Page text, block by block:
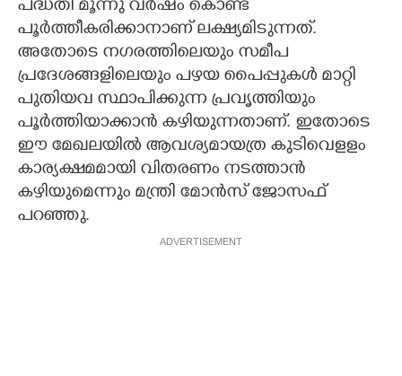
പദ്ധതി മൂന്നു വര്‍ഷം കൊണ്ട്
പൂര്‍ത്തീകരിക്കാനാണ് ലക്ഷ്യമിടുന്നത്.
അതോടെ നഗരത്തിലെയും സമീപ
പ്രദേശങ്ങളിലെയും പഴയ പൈപ്പുകള്‍ മാറ്റി
പുതിയവ സ്ഥാപിക്കുന്ന പ്രവൃത്തിയും
പൂര്‍ത്തിയാക്കാന്‍ കഴിയുന്നതാണ്. ഇതോടെ
ഈ മേഖലയില്‍ ആവശ്യമായത്ര കുടിവെളളം
കാര്യക്ഷമമായി വിതരണം നടത്താന്‍
കഴിയുമെന്നും മന്ത്രി മോന്‍സ് ജോസഫ്
പറഞ്ഞു.
ADVERTISEMENT